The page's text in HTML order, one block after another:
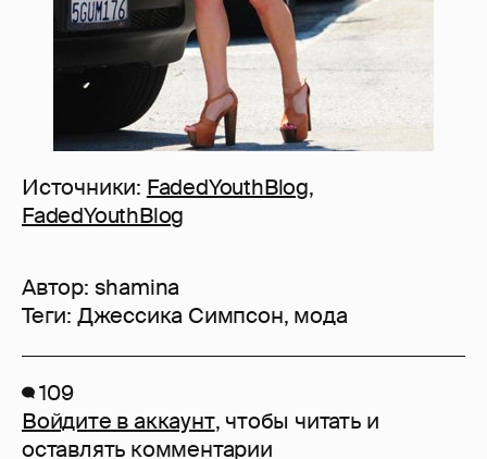
Источники: FadedYouthBlog,
FadedYouthBlog
Автор: shamina
Теги: Джессика Симпсон, мода
109
Войдите в аккаунт, чтобы читать и
оставлять комментарии